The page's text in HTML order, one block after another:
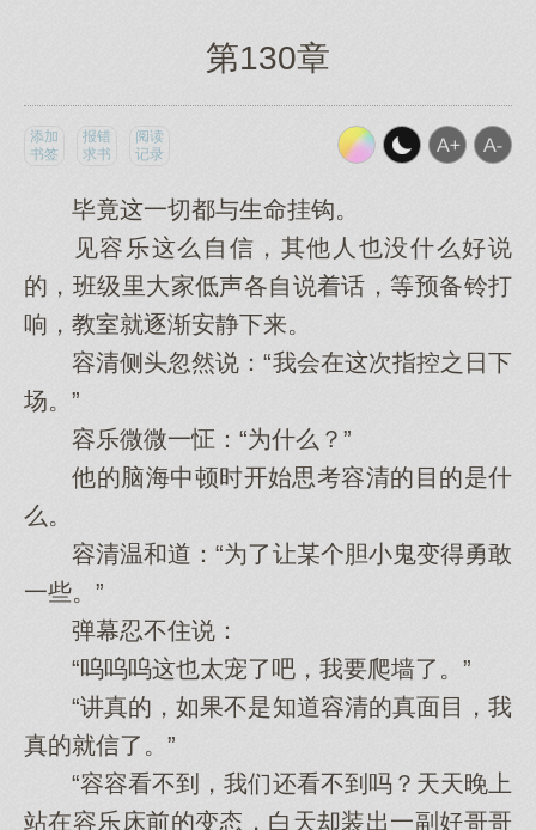
第130章
添加
书签
报错
求书
阅读
记录
毕竟这一切都与生命挂钩。
见容乐这么自信，其他人也没什么好说
的，班级里大家低声各自说着话，等预备铃打
响，教室就逐渐安静下来。
容清侧头忽然说：“我会在这次指控之日下
场。”
容乐微微一怔：“为什么？”
他的脑海中顿时开始思考容清的目的是什
么。
容清温和道：“为了让某个胆小鬼变得勇敢
一些。”
弹幕忍不住说：
“呜呜呜这也太宠了吧，我要爬墙了。”
“讲真的，如果不是知道容清的真面目，我
真的就信了。”
“容容看不到，我们还看不到吗？天天晚上
站在容乐床前的变态，白天却装出一副好哥哥